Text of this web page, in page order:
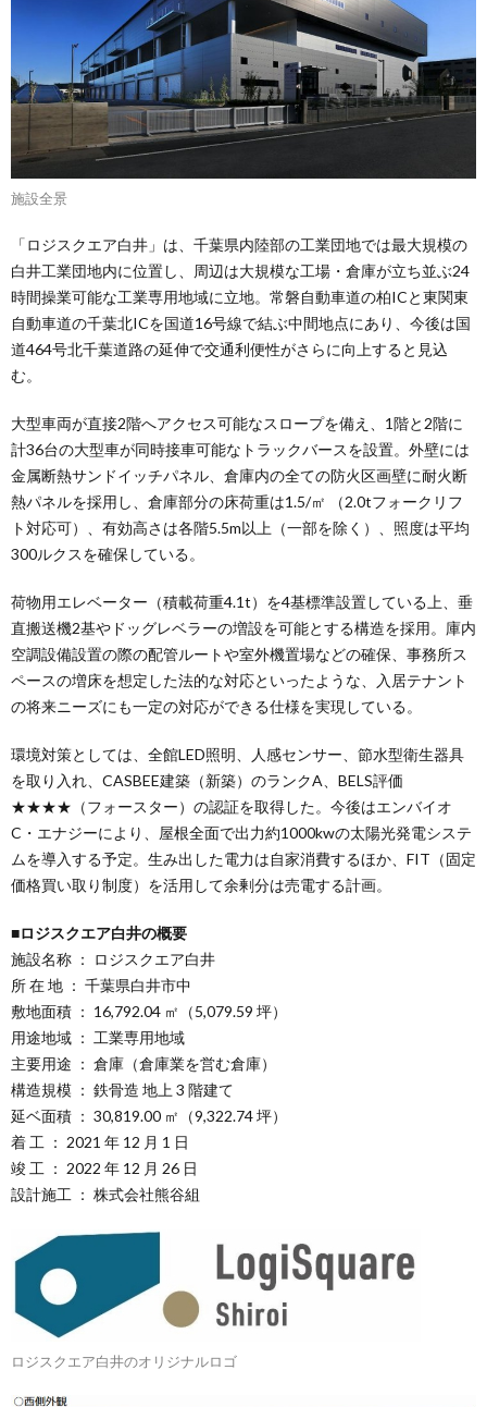
施設全景
「ロジスクエア白井」は、千葉県内陸部の工業団地では最大規模の
白井工業団地内に位置し、周辺は大規模な工場・倉庫が立ち並ぶ24
時間操業可能な工業専用地域に立地。常磐自動車道の柏ICと東関東
自動車道の千葉北ICを国道16号線で結ぶ中間地点にあり、今後は国
道464号北千葉道路の延伸で交通利便性がさらに向上すると見込
む。
大型車両が直接2階へアクセス可能なスロープを備え、1階と2階に
計36台の大型車が同時接車可能なトラックバースを設置。外壁には
金属断熱サンドイッチパネル、倉庫内の全ての防火区画壁に耐火断
熱パネルを採用し、倉庫部分の床荷重は1.5/㎡ （2.0tフォークリフ
ト対応可）、有効高さは各階5.5m以上（一部を除く）、照度は平均
300ルクスを確保している。
荷物用エレベーター（積載荷重4.1t）を4基標準設置している上、垂
直搬送機2基やドッグレベラーの増設を可能とする構造を採用。庫内
空調設備設置の際の配管ルートや室外機置場などの確保、事務所ス
ペースの増床を想定した法的な対応といったような、入居テナント
の将来ニーズにも一定の対応ができる仕様を実現している。
環境対策としては、全館LED照明、人感センサー、節水型衛生器具
を取り入れ、CASBEE建築（新築）のランクA、BELS評価
★★★★（フォースター）の認証を取得した。今後はエンバイオ
C・エナジーにより、屋根全面で出力約1000kwの太陽光発電システ
ムを導入する予定。生み出した電力は自家消費するほか、FIT（固定
価格買い取り制度）を活用して余剰分は売電する計画。
■ロジスクエア白井の概要
施設名称 ： ロジスクエア白井
所 在 地 ： 千葉県白井市中
敷地面積 ： 16,792.04 ㎡（5,079.59 坪）
用途地域 ： 工業専用地域
主要用途 ： 倉庫（倉庫業を営む倉庫）
構造規模 ： 鉄骨造 地上 3 階建て
延ベ面積 ： 30,819.00 ㎡（9,322.74 坪）
着 工 ： 2021 年 12 月 1 日
竣 工 ： 2022 年 12 月 26 日
設計施工 ： 株式会社熊谷組
ロジスクエア白井のオリジナルロゴ